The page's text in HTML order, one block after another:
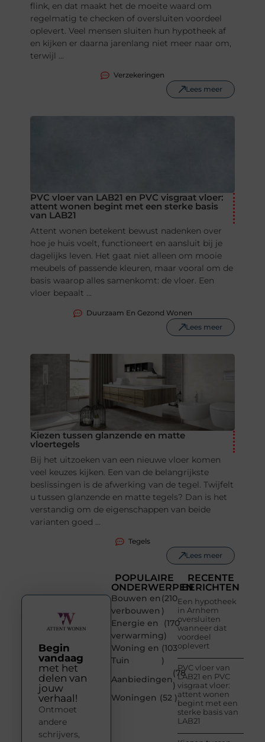
flink, en dat maakt het de moeite waard om
regelmatig te checken of oversluiten voordeel
oplevert. Veel mensen sluiten hun hypotheek af
en kijken er daarna jarenlang niet meer naar om,
terwijl ...
Verzekeringen
Lees meer
PVC vloer van LAB21 en PVC visgraat vloer:
attent wonen begint met een sterke basis
van LAB21
Attent wonen betekent bewust nadenken over
hoe je huis voelt, functioneert en aansluit bij je
dagelijks leven. Het gaat niet alleen om mooie
meubels of passende kleuren, maar vooral om de
basis waarop alles samenkomt: de vloer. Een
vloer bepaalt ...
Duurzaam En Gezond Wonen
Lees meer
Kiezen tussen glanzende en matte
vloertegels
Bij het uitzoeken van een nieuwe vloer komen
veel keuzes kijken. Een van de belangrijkste
beslissingen is de afwerking van de tegel. Twijfelt
u tussen glanzende en matte tegels? Dan is het
verstandig om de eigenschappen van beide
varianten goed ...
Tegels
Lees meer
POPULAIRE
ONDERWERPEN
Bouwen en
verbouwen
(210
)
Energie en
verwarming
(170
)
Woning en
Tuin
(103
)
Aanbiedingen
(78
)
Woningen (52 )
RECENTE
BERICHTEN
Een hypotheek
in Arnhem
oversluiten
wanneer dat
voordeel
oplevert
PVC vloer van
LAB21 en PVC
visgraat vloer:
attent wonen
begint met een
sterke basis van
LAB21
Begin
vandaag
met het
delen van
jouw
verhaal!
Ontmoet
andere
schrijvers,